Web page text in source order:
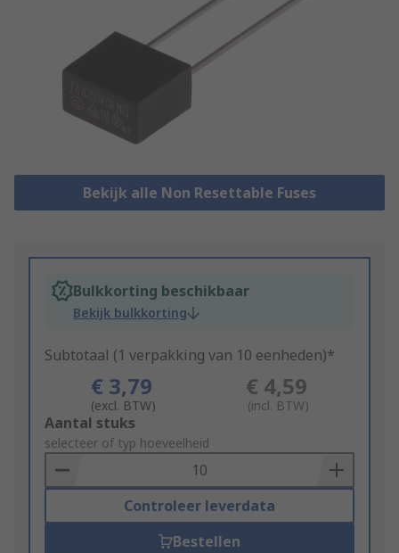
Bekijk alle Non Resettable Fuses
Bulkkorting beschikbaar
Bekijk bulkkorting
Subtotaal (1 verpakking van 10 eenheden)*
€ 3,79
(excl. BTW)
€ 4,59
(incl. BTW)
Add
to
Basket
Aantal stuks
selecteer of typ hoeveelheid
Controleer leverdata
Bestellen